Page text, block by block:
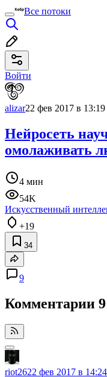
Все потоки
Войти
alizar22 фев 2017 в 13:19
Нейросеть
омолаживать
4 мин
54K
Искусственный
+19
34
9
Комментарии 9
riot2622 фев 2017 в 14:24